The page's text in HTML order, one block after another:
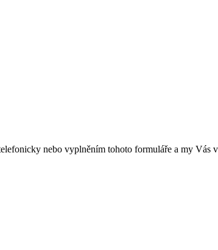
nebo vyplněním tohoto formuláře a my Vás